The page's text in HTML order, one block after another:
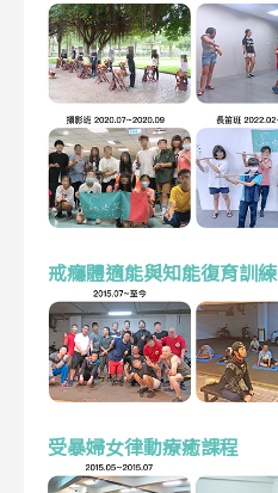
戒癮體適能與知能復育訓練
受暴婦女律動療癒課程